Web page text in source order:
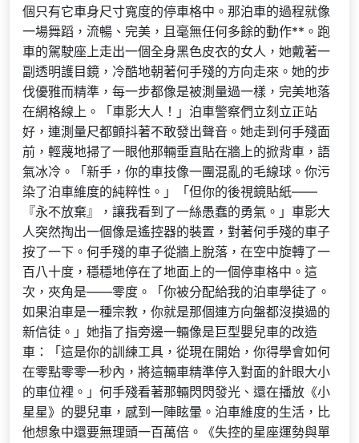
個只有它車身尺寸寬度的停車格中。那泊車的過程就像
一場舞蹈，流暢、完美，且毫無任何多餘的動作**。跑
車的駕駛座上走出一個全身黑色皮衣的女人，她戴著一
副透明護目鏡，冷酷地朝著何手殘的方向走來。她的步
伐優雅而精準，每一步都像是被測量過一樣，完美地落
在網格線上。「車影大人！」泊車警察們立刻立正站
好，連測量尺都顫抖著不敢發出聲音。她走到何手殘面
前，輕蔑地掃了一眼他那輛垂直貼在牆上的掀背車，語
氣冰冷。「新手，你的車技像一團混亂的毛線球。你污
染了泊車維度的純粹性。」「但你的後視鏡貼紙——
『永不放棄』，讓我看到了一絲愚蠢的勇氣。」車影大
人突然掏出一個像是遙控器的裝置，對著何手殘的車子
按了一下。何手殘的車子從牆上脫落，在空中旋轉了一
百八十度，穩穩地停在了地面上的一個停車格中。這
次，夾角是——零度。「你被分配給我的泊車學徒了。
如果泊車是一種宗教，你就是那個連方向盤都沒摸過的
新信徒。」她指了指旁邊一輛像是巨型嬰兒車的改造
車：「這是你的訓練工具，從現在開始，你得學會如何
在零點零零一秒內，將這輛車精準停入對面的針眼大小
的車位裡。」何手殘看著那輛閃閃發光、還在播放《小
星星》的嬰兒車，感到一陣眩暈。泊車維度的生活，比
他想象中還要無理頭一百萬倍。《失控的星座運勢與單